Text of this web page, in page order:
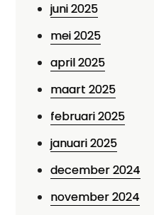
juni 2025
mei 2025
april 2025
maart 2025
februari 2025
januari 2025
december 2024
november 2024